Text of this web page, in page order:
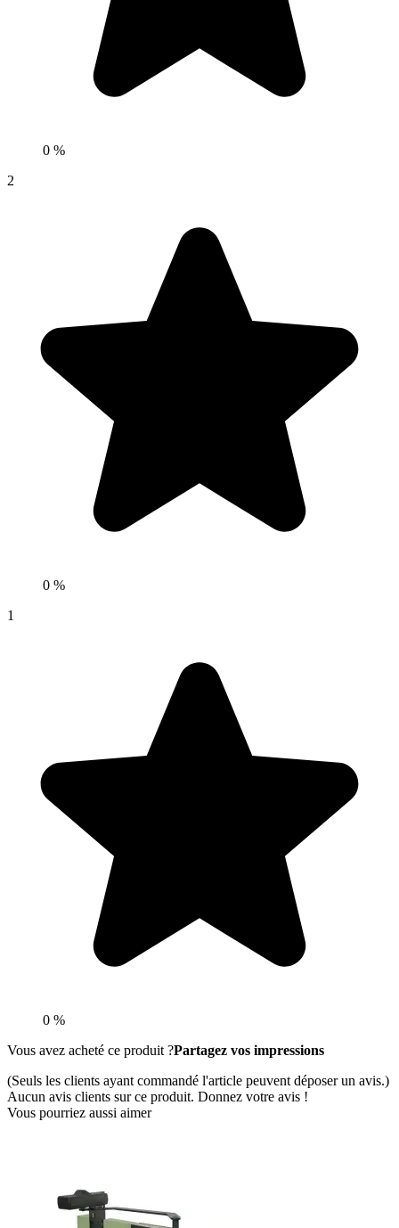
0 %
2
0 %
1
0 %
Vous avez acheté ce produit ?Partagez vos impressions
(Seuls les clients ayant commandé l'article peuvent déposer un avis.)
Aucun avis clients sur ce produit. Donnez votre avis !
Vous pourriez aussi aimer